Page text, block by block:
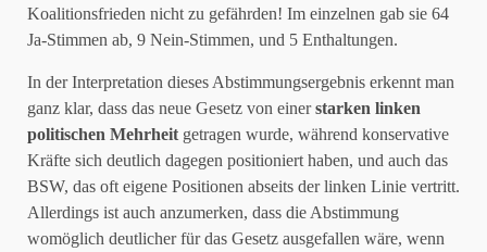
Koalitionsfrieden nicht zu gefährden! Im einzelnen gab sie 64
Ja-Stimmen ab, 9 Nein-Stimmen, und 5 Enthaltungen.
In der Interpretation dieses Abstimmungsergebnis erkennt man
ganz klar, dass das neue Gesetz von einerstarken linken
politischen Mehrheit getragen wurde, während konservative
Kräfte sich deutlich dagegen positioniert haben, und auch das
BSW, das oft eigene Positionen abseits der linken Linie vertritt.
Allerdings ist auch anzumerken, dass die Abstimmung
womöglich deutlicher für das Gesetz ausgefallen wäre, wenn